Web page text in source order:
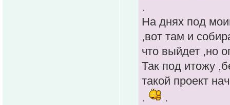
.
На днях под
,вот там и
что выйдет ,но
Так под итожу
такой проект
.
.